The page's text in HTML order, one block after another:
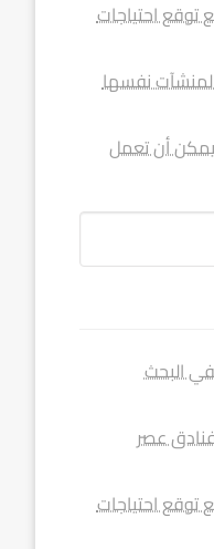
توقع احتياجات
نفسها
يمكن أن تعمل
البحث
عصر
توقع احتياجات